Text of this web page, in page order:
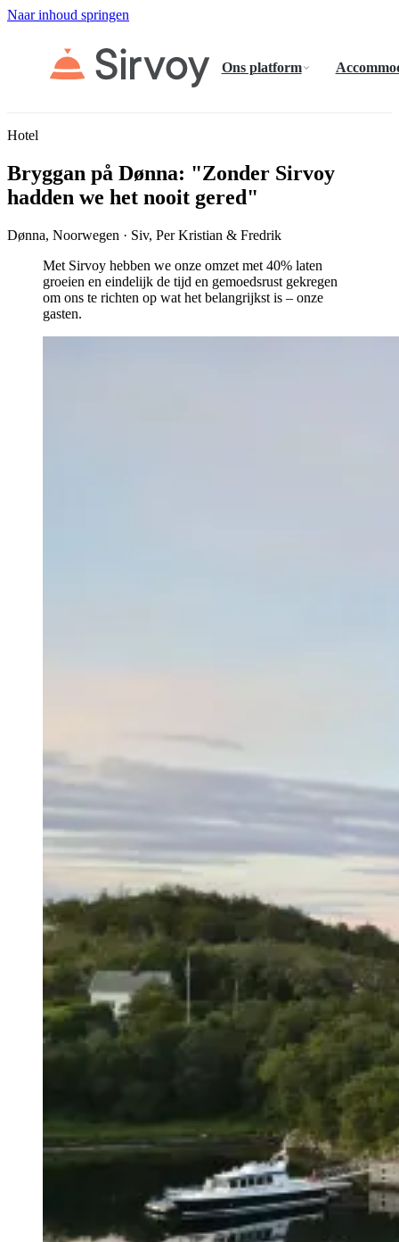
Naar inhoud springen
Ons platform
Hotel
Bryggan på Dønna: "Zonder Sirvoy
hadden we het nooit gered"
Dønna, Noorwegen · Siv, Per Kristian & Fredrik
Met Sirvoy hebben we onze omzet met 40% laten
groeien en eindelijk de tijd en gemoedsrust gekregen
om ons te richten op wat het belangrijkst is – onze
gasten.